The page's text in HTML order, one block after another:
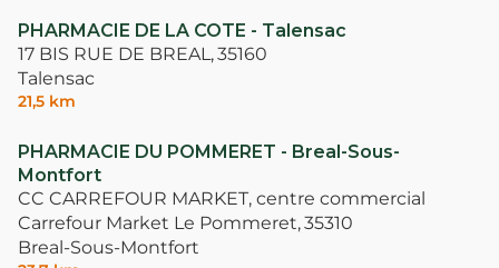
PHARMACIE DE LA COTE - Talensac
17 BIS RUE DE BREAL,35160
Talensac
21,5 km
PHARMACIE DU POMMERET - Breal-Sous-
Montfort
CC CARREFOUR MARKET, centre commercial
Carrefour Market Le Pommeret,35310
Breal-Sous-Montfort